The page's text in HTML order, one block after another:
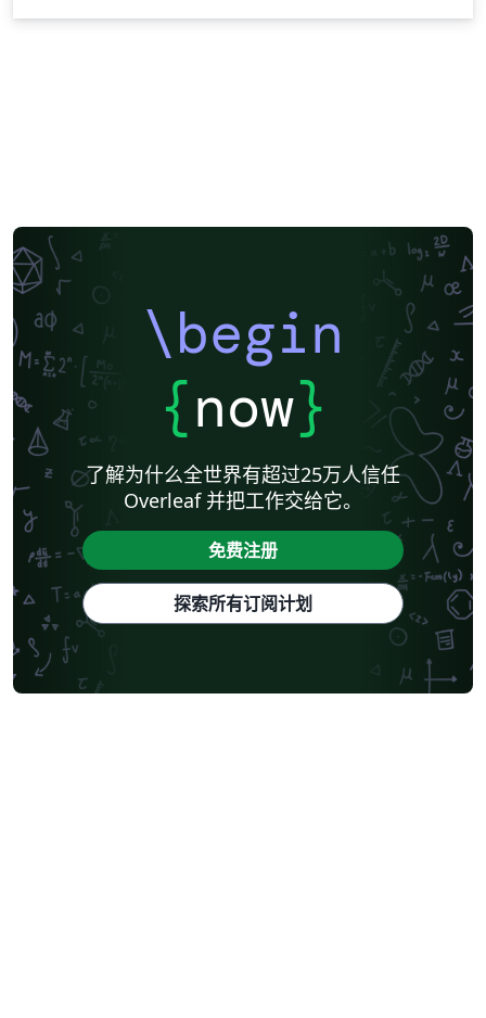
\begin
{now}
了解为什么全世界有超过25万人信任
Overleaf 并把工作交给它。
免费注册
探索所有订阅计划